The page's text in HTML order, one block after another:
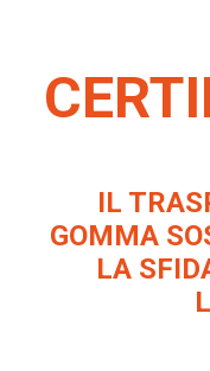
IL
GOMMA
LA